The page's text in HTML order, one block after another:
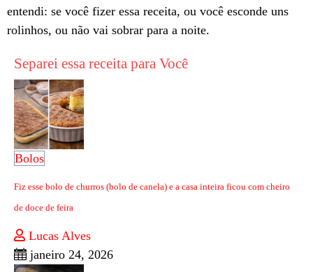
entendi: se você fizer essa receita, ou você esconde uns
rolinhos, ou não vai sobrar para a noite.
Separei essa receita para Você
Bolos
Fiz esse bolo de churros (bolo de canela) e a casa inteira ficou com cheiro
de doce de feira
Lucas Alves
janeiro 24, 2026